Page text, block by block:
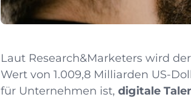
Laut Research&Marketers wird
Wert von 1.009,8 Milliarden US-
für Unternehmen ist, digitale